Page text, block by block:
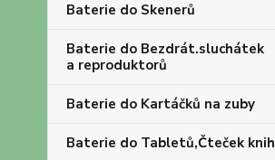
Baterie do Skenerů
Baterie do Bezdrát.sluchátek
a reproduktorů
Baterie do Kartáčků na zuby
Baterie do Tabletů,Čteček knih